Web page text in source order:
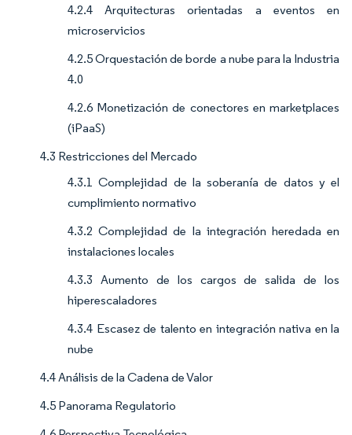
4.2.4 Arquitecturas orientadas a eventos en
microservicios
4.2.5 Orquestación de borde a nube para la Industria
4.0
4.2.6 Monetización de conectores en marketplaces
(iPaaS)
4.3 Restricciones del Mercado
4.3.1 Complejidad de la soberanía de datos y el
cumplimiento normativo
4.3.2 Complejidad de la integración heredada en
instalaciones locales
4.3.3 Aumento de los cargos de salida de los
hiperescaladores
4.3.4 Escasez de talento en integración nativa en la
nube
4.4 Análisis de la Cadena de Valor
4.5 Panorama Regulatorio